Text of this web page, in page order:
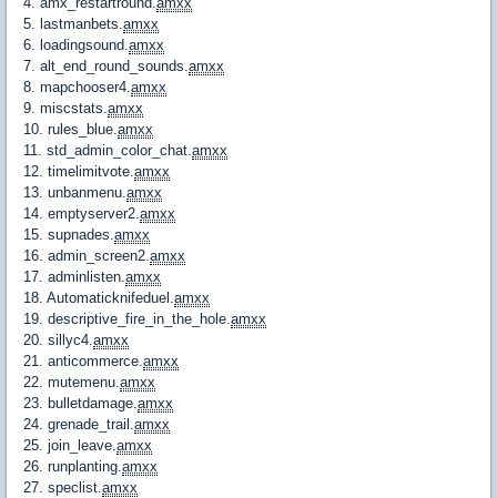
5. lastmanbets. amxx
6. loadingsound. amxx
7. alt_end_round_sounds. amxx
8. mapchooser4. amxx
9. miscstats. amxx
10. rules_blue. amxx
11. std_admin_color_chat. amxx
12. timelimitvote. amxx
13. unbanmenu. amxx
14. emptyserver2. amxx
15. supnades. amxx
16. admin_screen2. amxx
17. adminlisten. amxx
18. Automaticknifeduel. amxx
19. descriptive_fire_in_the_hole. amxx
20. sillyc4. amxx
21. anticommerce. amxx
22. mutemenu. amxx
23. bulletdamage. amxx
24. grenade_trail. amxx
25. join_leave. amxx
26. runplanting. amxx
27. speclist. amxx